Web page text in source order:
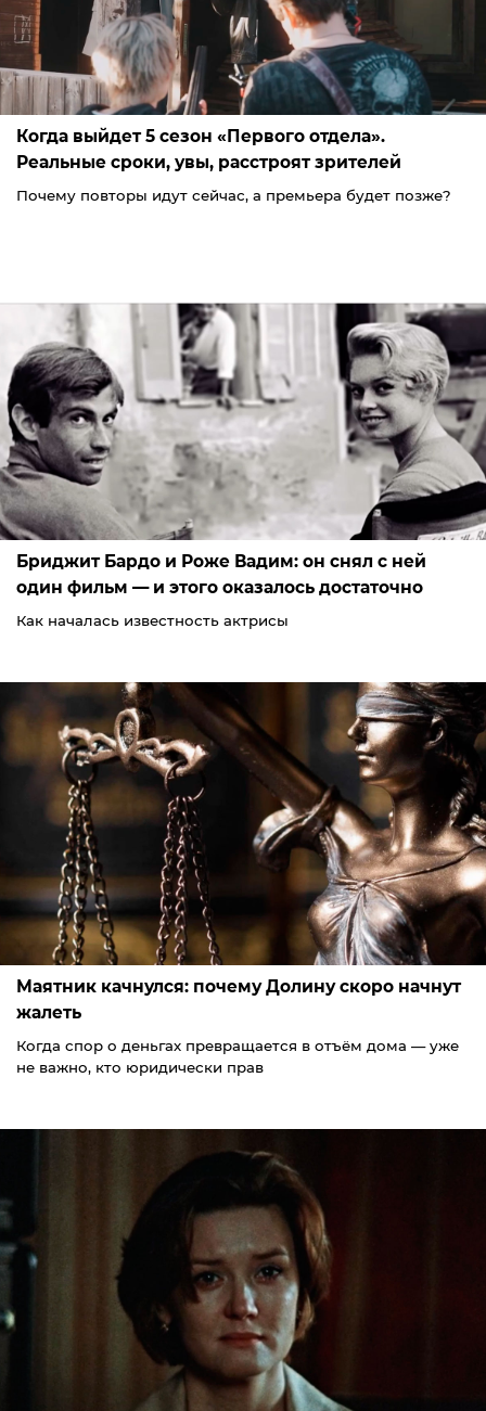
Когда выйдет 5 сезон «Первого отдела».
Реальные сроки, увы, расстроят зрителей
Почему повторы идут сейчас, а премьера будет позже?
Бриджит Бардо и Роже Вадим: он снял с ней
один фильм — и этого оказалось достаточно
Как началась известность актрисы
Маятник качнулся: почему Долину скоро начнут
жалеть
Когда спор о деньгах превращается в отъём дома — уже
не важно, кто юридически прав